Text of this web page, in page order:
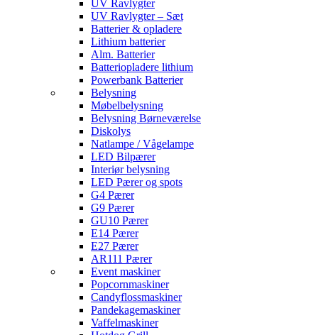
UV Ravlygter
UV Ravlygter – Sæt
Batterier & opladere
Lithium batterier
Alm. Batterier
Batteriopladere lithium
Powerbank Batterier
Belysning
Møbelbelysning
Belysning Børneværelse
Diskolys
Natlampe / Vågelampe
LED Bilpærer
Interiør belysning
LED Pærer og spots
G4 Pærer
G9 Pærer
GU10 Pærer
E14 Pærer
E27 Pærer
AR111 Pærer
Event maskiner
Popcornmaskiner
Candyflossmaskiner
Pandekagemaskiner
Vaffelmaskiner